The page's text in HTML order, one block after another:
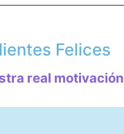
Felices
real motivación